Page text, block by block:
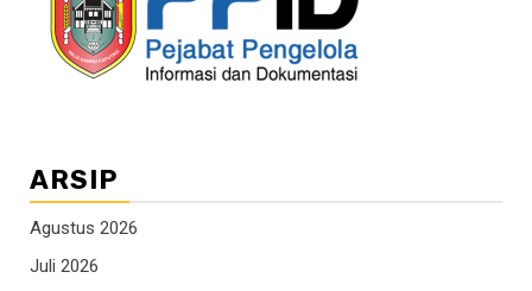
ARSIP
Agustus 2026
Juli 2026